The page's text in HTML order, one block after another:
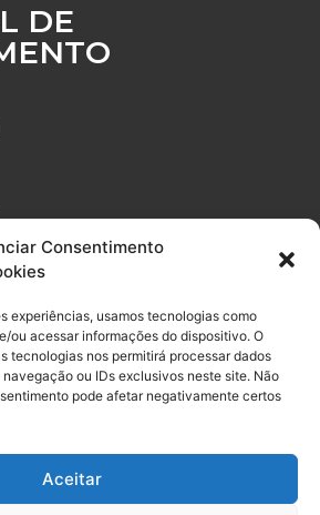
Consentimento
experiências, usamos tecnologias como
ou acessar informações do dispositivo. O
tecnologias nos permitirá processar dados
ou IDs exclusivos neste site. Não
pode afetar negativamente certos
Aceitar
DE